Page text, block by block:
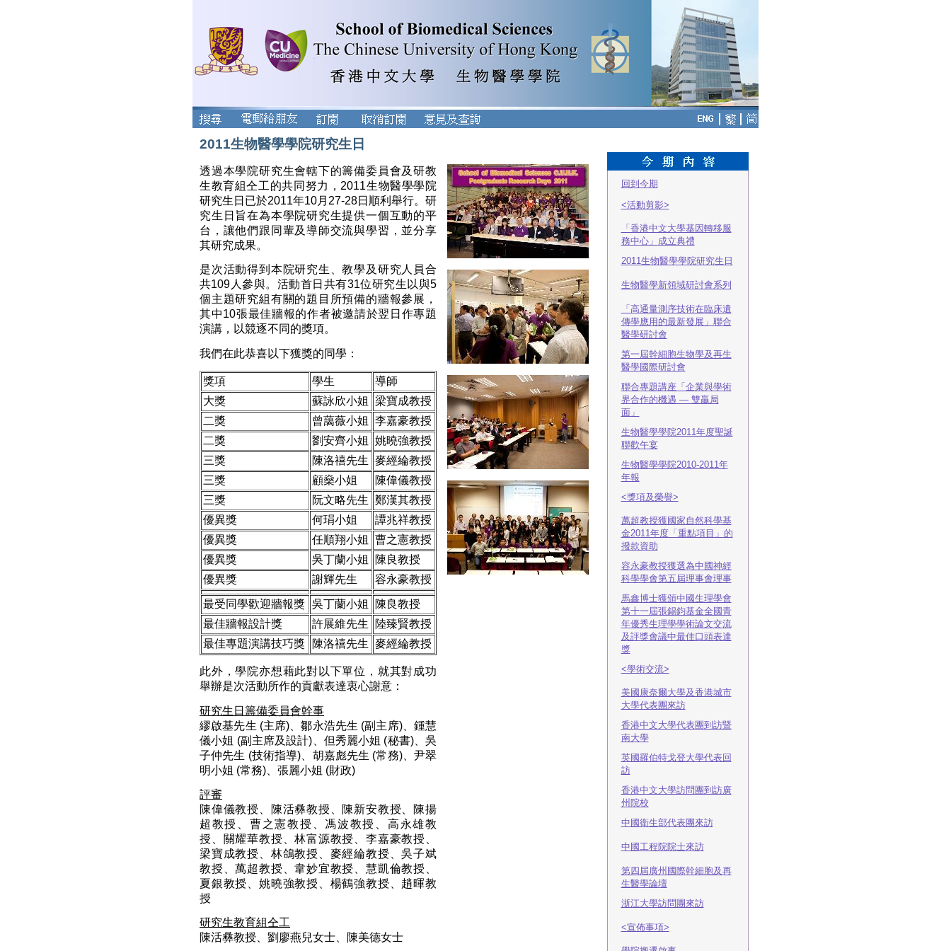
2011生物醫學學院研究生日
透過本學院研究生會轄下的籌備委員會及研教
生教育組仝工的共同努力，2011生物醫學學院
研究生日已於2011年10月27-28日順利舉行。研
究生日旨在為本學院研究生提供一個互動的平
台，讓他們跟同輩及導師交流與學習，並分享
其研究成果。
是次活動得到本院研究生、教學及研究人員合
共109人參與。活動首日共有31位研究生以與5
個主題研究組有關的題目所預備的牆報參展，
其中10張最佳牆報的作者被邀請於翌日作專題
演講，以競逐不同的獎項。
我們在此恭喜以下獲獎的同學：
獎項 學生
導師
大獎
蘇詠欣小姐
梁寶成教授
二獎
曾藹薇小姐
李嘉豪教授
二獎
劉安齊小姐
姚曉強教授
三獎
陳洛禧先生 麥經綸教授
三獎
顧燊小姐
陳偉儀教授
三獎
阮文略先生 鄭漢其教授
優異獎
何琄小姐
譚兆祥教授
優異獎
任順翔小姐
曹之憲教授
優異獎
吳丁蘭小姐
陳良教授
優異獎
謝輝先生 容永豪教授
最受同學歡迎牆報獎 吳丁蘭小姐
陳良教授
最佳牆報設計獎
許展維先生
陸臻賢教授
最佳專題演講技巧獎
陳洛禧先生 麥經綸教授
此外，學院亦想藉此對以下單位，就其對成功
舉辦是次活動所作的貢獻表達衷心謝意：
研究生日籌備委員會幹事
繆啟基先生 (主席)、鄒永浩先生 (副主席)、鍾慧
儀小姐 (副主席及設計)、但秀麗小姐 (秘書)、吳
子仲先生 (技術指導)、胡嘉彪先生 (常務)、尹翠
明小姐 (常務)、張麗小姐 (財政)
評審
陳偉儀教授、陳活彝教授、陳新安教授、陳揚
超教授、曹之憲教授、馮波教授、高永雄教
授、關耀華教授、林富源教授、李嘉豪教授、
梁寶成教授、林鴿教授、麥經綸教授、吳子斌
教授、萬超教授、韋妙宜教授、慧凱倫教授、
夏銀教授、姚曉強教授、楊鶴強教授、趙暉教
授
研究生教育組仝工
陳活彝教授、劉廖燕兒女士、陳美德女士
回到今期
<活動剪影>
「香港中文大學基因轉移服
務中心」成立典禮
2011生物醫學學院研究生日
生物醫學新領域研討會系列
「高通量測序技術在臨床遺
傳學應用的最新發展」聯合
醫學研討會
第一屆幹細胞生物學及再生
醫學國際研討會
聯合專題講座「企業與學術
界合作的機遇 — 雙贏局
面」
生物醫學學院2011年度聖誕
聯歡午宴
生物醫學學院2010-2011年
年報
<獎項及榮譽>
萬超教授獲國家自然科學基
金2011年度「重點項目」的
撥款資助
容永豪教授獲選為中國神經
科學學會第五屆理事會理事
馬鑫博士獲頒中國生理學會
第十一屆張錫鈞基金全國青
年優秀生理學學術論文交流
及評獎會議中最佳口頭表達
獎
<學術交流>
美國康奈爾大學及香港城市
大學代表團來訪
香港中文大學代表團到訪暨
南大學
英國羅伯特戈登大學代表回
訪
香港中文大學訪問團到訪廣
州院校
中國衛生部代表團來訪
中國工程院院士來訪
第四屆廣州國際幹細胞及再
生醫學論壇
浙江大學訪問團來訪
<宣佈事項>